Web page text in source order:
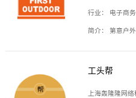
行业： 电子商务
简介： 第意户外是一家个性化户外
工头帮
上海轰隆隆网